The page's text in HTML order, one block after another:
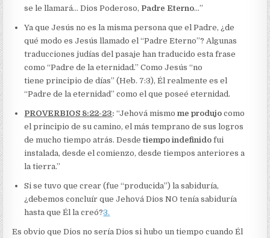
se le llamará… Dios Poderoso, Padre Eterno…”
Ya que Jesús no es la misma persona que el Padre, ¿de
qué modo es Jesús llamado el “Padre Eterno”? Algunas
traducciones judías del pasaje han traducido esta frase
como “Padre de la eternidad.” Como Jesús “no
tiene principio de días” (Heb. 7:3), Él realmente es el
“Padre de la eternidad” como el que poseé eternidad.
PROVERBIOS 8:22-23: “Jehová mismome produjo como
el principio de su camino, el más temprano de sus logros
de mucho tiempo atrás. Desdetiempo indefinido fui
instalada, desde el comienzo, desde tiempos anteriores a
la tierra.”
Si se tuvo que crear (fue “producida”) la sabiduría,
¿debemos concluír que Jehová Dios NO tenía sabiduría
hasta que Él la creó?3.
Es obvio que Dios no sería Dios si hubo un tiempo cuando Él